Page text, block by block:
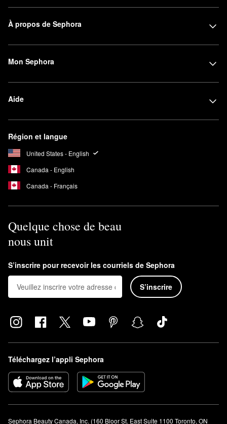
À propos de Sephora
Mon Sephora
Aide
Région et langue
United States - English
Canada - English
Canada - Français
Quelque chose de beau
nous unit
S’inscrire pour recevoir les courriels de Sephora
S’inscrire
Téléchargez l’appli Sephora
Sephora Beauty Canada, Inc. (160 Bloor St. East Suite 1100 Toronto, ON